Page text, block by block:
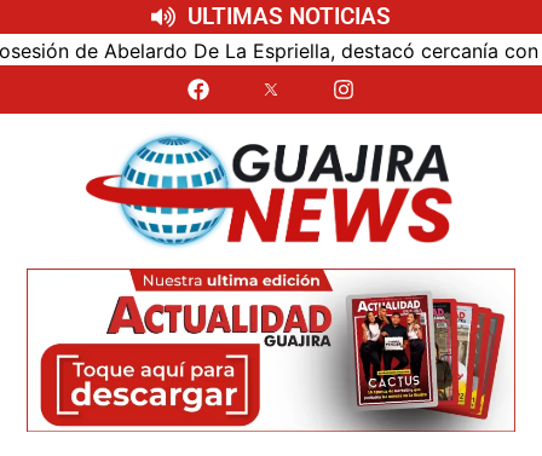
ULTIMAS NOTICIAS
Abelardo De La Espriella, destacó cercanía con el